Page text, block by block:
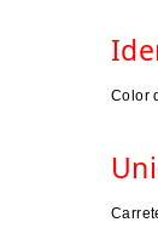
Color